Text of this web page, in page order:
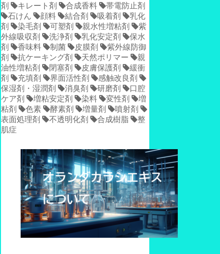
剤
キレート剤 合成香料
帯電防止剤
石けん
顔料 結合剤 吸着剤
乳化
剤
染毛剤 可塑剤 親水性増粘剤
紫
外線吸収剤
洗浄剤 乳化安定剤
保水
剤
香味料 制菌 皮膜剤
紫外線防御
剤
抗ケーキング剤 天然ポリマー
親
油性増粘剤
閉塞剤 皮膚保護剤
緩衝
剤
充填剤 界面活性剤
感触改良剤
保湿剤・湿潤剤
消臭剤 研磨剤
口腔
ケア剤
増粘安定剤 染料 変性剤
増
粘剤
色素 酵素剤 増量剤
噴射剤
表面処理剤
不透明化剤 合成樹脂
整
肌症